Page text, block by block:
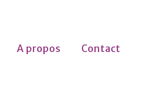
A propos Contact